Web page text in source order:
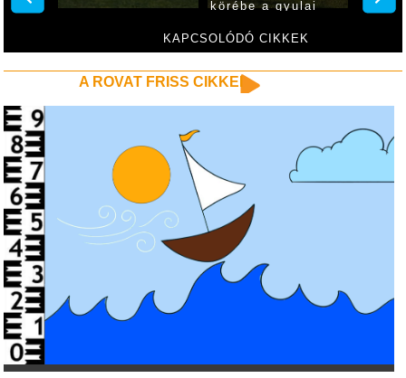
KAPCSOLÓDÓ CIKKEK
körébe a gyulai
A ROVAT FRISS CIKKEI